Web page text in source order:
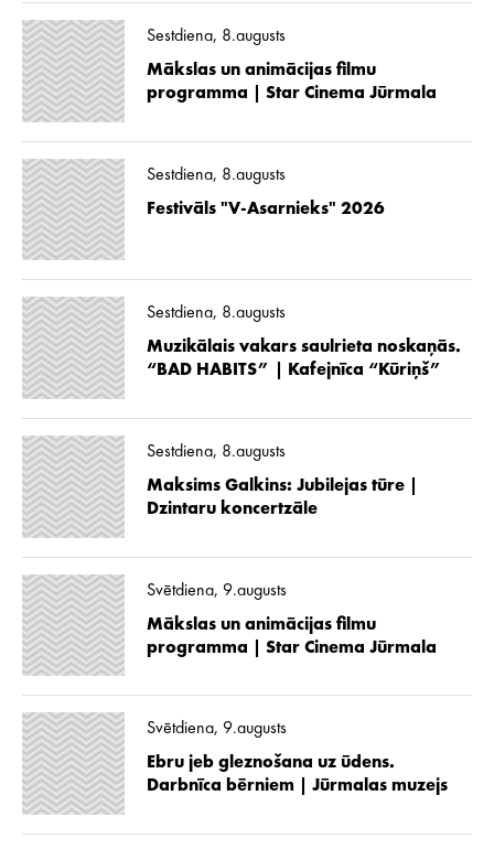
Sestdiena, 8.augusts
Mākslas un animācijas filmu
programma | Star Cinema Jūrmala
Sestdiena, 8.augusts
Festivāls "V-Asarnieks" 2026
Sestdiena, 8.augusts
Muzikālais vakars saulrieta noskaņās.
“BAD HABITS” | Kafejnīca “Kūriņš”
Sestdiena, 8.augusts
Maksims Galkins: Jubilejas tūre |
Dzintaru koncertzāle
Svētdiena, 9.augusts
Mākslas un animācijas filmu
programma | Star Cinema Jūrmala
Svētdiena, 9.augusts
Ebru jeb gleznošana uz ūdens.
Darbnīca bērniem | Jūrmalas muzejs